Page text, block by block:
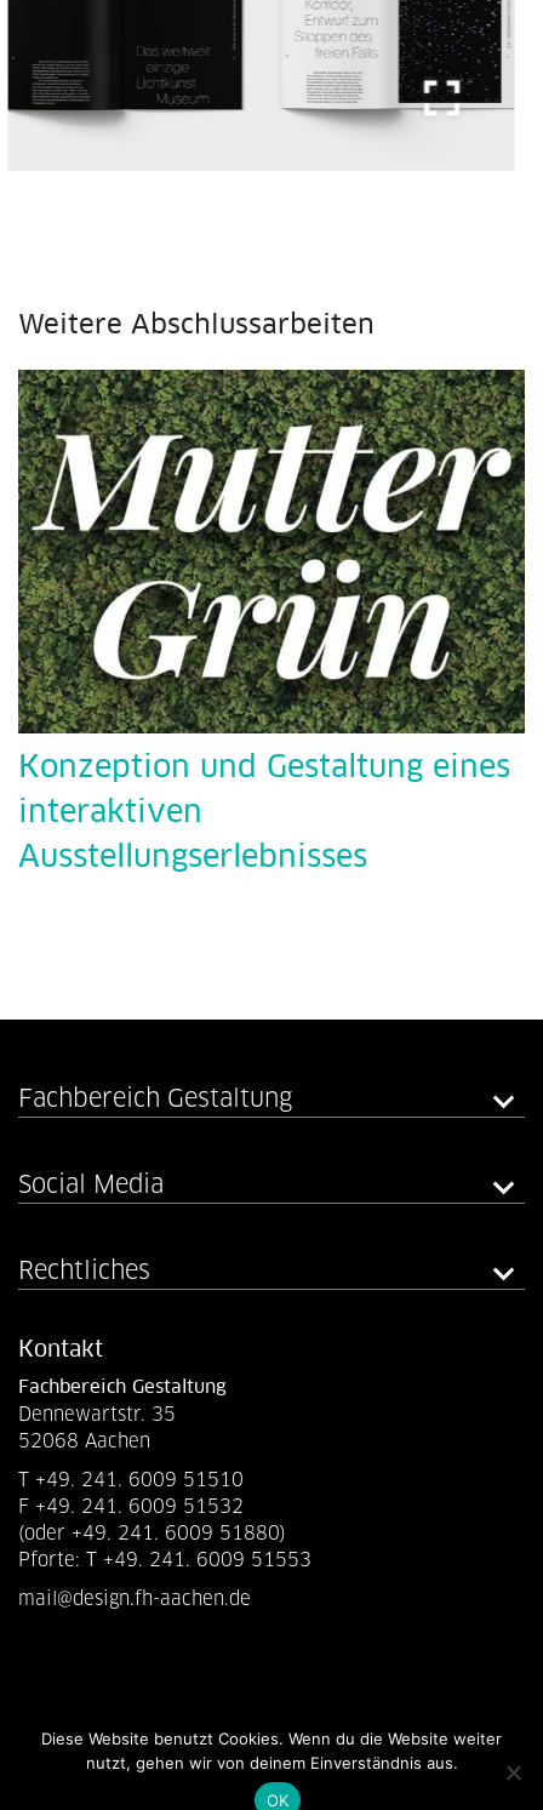
fullscreen
Weitere Abschlussarbeiten
Konzeption und Gestaltung eines
interaktiven
Ausstellungserlebnisses
Fachbereich Gestaltung
Social Media
Rechtliches
Kontakt
Fachbereich Gestaltung
Dennewartstr. 35
52068 Aachen
T +49. 241. 6009 51510
F +49. 241. 6009 51532
(oder +49. 241. 6009 51880)
Pforte: T +49. 241. 6009 51553
mail@design.fh-aachen.de
Diese Website benutzt Cookies. Wenn du die Website weiter
nutzt, gehen wir von deinem Einverständnis aus.
OK